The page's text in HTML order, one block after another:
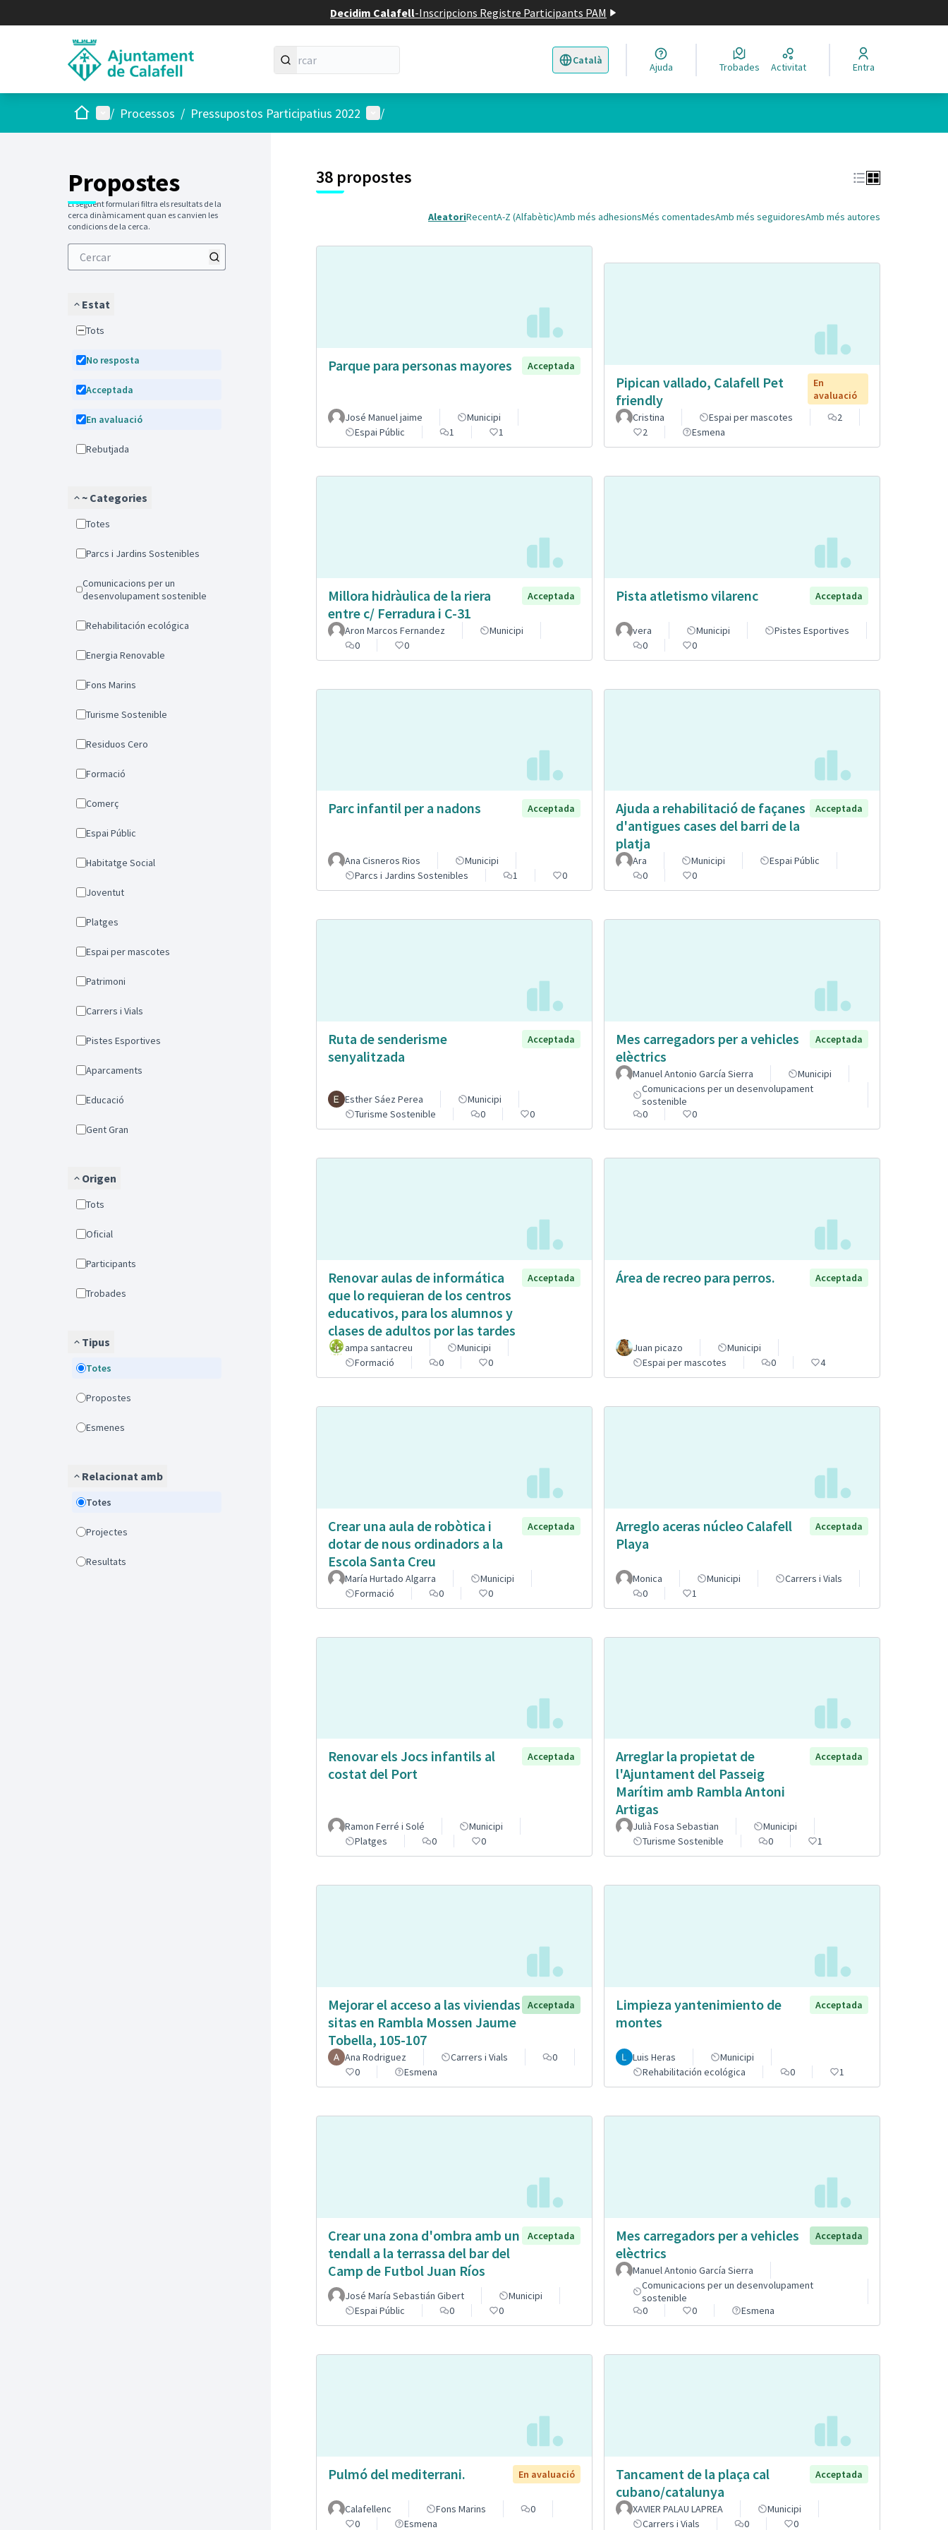
Decidim Calafell-Inscripcions Registre Participants PAM
Català
Triar la llengua Elegir el idioma
Ajuda Trobades Activitat Entra
Inici Menú principal
/ Processos / Pressupostos Participatius 2022 Menú d'usuari
/
Propostes
El següent formulari filtra els resultats de la
cerca dinàmicament quan es canvien les
condicions de la cerca.
Estat
Tots
No resposta
Acceptada
En avaluació
Rebutjada
~ Categories
Totes
Parcs i Jardins Sostenibles
Comunicacions per un
desenvolupament sostenible
Rehabilitación ecológica
Energia Renovable
Fons Marins
Turisme Sostenible
Residuos Cero
Formació
Comerç
Espai Públic
Habitatge Social
Joventut
Platges
Espai per mascotes
Patrimoni
Carrers i Vials
Pistes Esportives
Aparcaments
Educació
Gent Gran
Origen
Tots
Oficial
Participants
Trobades
Tipus
Totes
Propostes
Esmenes
Relacionat amb
Totes
Projectes
Resultats
38 propostes
AleatoriRecentA-Z (Alfabètic)Amb més adhesionsMés comentadesAmb més seguidoresAmb més autores
Parque para personas mayores Acceptada
José Manuel jaime
Municipi
Espai Públic
1 1
Pipican vallado, Calafell Pet
friendly
En
avaluació
Cristina
Espai per mascotes
2
2
Esmena
Millora hidràulica de la riera
entre c/ Ferradura i C-31
Acceptada
Aron Marcos Fernandez
Municipi
0
0
Pista atletismo vilarenc Acceptada
vera Municipi
Pistes Esportives
0
0
Parc infantil per a nadons Acceptada
Ana Cisneros Rios
Municipi
Parcs i Jardins Sostenibles
1 0
Ajuda a rehabilitació de façanes
d'antigues cases del barri de la
platja
Acceptada
Ara Municipi
Espai Públic
0
0
Ruta de senderisme
senyalitzada
Acceptada
Esther Sáez Perea
Municipi
Turisme Sostenible
0 0
Mes carregadors per a vehicles
elèctrics
Acceptada
Manuel Antonio García Sierra
Municipi
Comunicacions per un desenvolupament
sostenible
0
0
Renovar aulas de informática
que lo requieran de los centros
educativos, para los alumnos y
clases de adultos por las tardes
Acceptada
ampa santacreu
Municipi
Formació
0 0
Área de recreo para perros. Acceptada
Juan picazo
Municipi
Espai per mascotes
0 4
Crear una aula de robòtica i
dotar de nous ordinadors a la
Escola Santa Creu
Acceptada
María Hurtado Algarra
Municipi
Formació
0 0
Arreglo aceras núcleo Calafell
Playa
Acceptada
Monica Municipi
Carrers i Vials
0
1
Renovar els Jocs infantils al
costat del Port
Acceptada
Ramon Ferré i Solé
Municipi
Platges
0 0
Arreglar la propietat de
l'Ajuntament del Passeig
Marítim amb Rambla Antoni
Artigas
Acceptada
Julià Fosa Sebastian
Municipi
Turisme Sostenible
0 1
Mejorar el acceso a las viviendas
sitas en Rambla Mossen Jaume
Tobella, 105-107
Acceptada
Ana Rodriguez Carrers i Vials
0
0
Esmena
Limpieza yantenimiento de
montes
Acceptada
Luis Heras
Municipi
Rehabilitación ecológica
0 1
Crear una zona d'ombra amb un
tendall a la terrassa del bar del
Camp de Futbol Juan Ríos
Acceptada
José María Sebastián Gibert
Municipi
Espai Públic
0 0
Mes carregadors per a vehicles
elèctrics
Acceptada
Manuel Antonio García Sierra
Comunicacions per un desenvolupament
sostenible
0
0 Esmena
Pulmó del mediterrani. En avaluació
Calafellenc Fons Marins
0
0
Esmena
Tancament de la plaça cal
cubano/catalunya
Acceptada
XAVIER PALAU LAPREA
Municipi
Carrers i Vials
0 0